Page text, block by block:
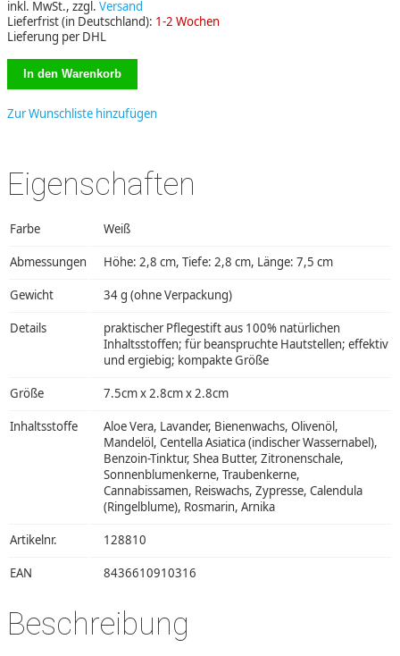
inkl. MwSt., zzgl. Versand
Lieferfrist (in Deutschland): 1-2 Wochen
Lieferung per DHL
Zur Wunschliste hinzufügen
Eigenschaften
Farbe Weiß
Abmessungen Höhe: 2,8 cm, Tiefe: 2,8 cm, Länge: 7,5 cm
Gewicht 34 g (ohne Verpackung)
Details
praktischer Pflegestift aus 100% natürlichen
Inhaltsstoffen; für beanspruchte Hautstellen; effektiv
und ergiebig; kompakte Größe
Größe 7.5cm x 2.8cm x 2.8cm
Inhaltsstoffe
Aloe Vera, Lavander, Bienenwachs, Olivenöl,
Mandelöl, Centella Asiatica (indischer Wassernabel),
Benzoin-Tinktur, Shea Butter, Zitronenschale,
Sonnenblumenkerne, Traubenkerne,
Cannabissamen, Reiswachs, Zypresse, Calendula
(Ringelblume), Rosmarin, Arnika
Artikelnr. 128810
EAN 8436610910316
Beschreibung